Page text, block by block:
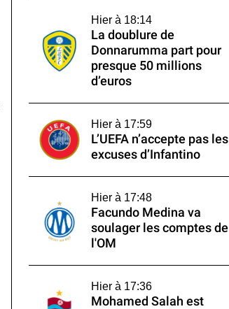
Hier à 18:14
La doublure de
Donnarumma part pour
presque 50 millions
d’euros
Hier à 17:59
L’UEFA n’accepte pas les
excuses d’Infantino
Hier à 17:48
Facundo Medina va
soulager les comptes de
l'OM
Hier à 17:36
Mohamed Salah est